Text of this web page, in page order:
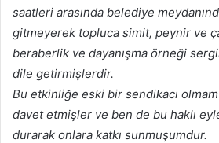
saatleri arasında belediye
gitmeyerek topluca simit, peynir ve
beraberlik ve dayanışma örneği
dile getirmişlerdir.
Bu etkinliğe eski bir sendikacı
davet etmişler ve ben de bu haklı
durarak onlara katkı sunmuşumdur.